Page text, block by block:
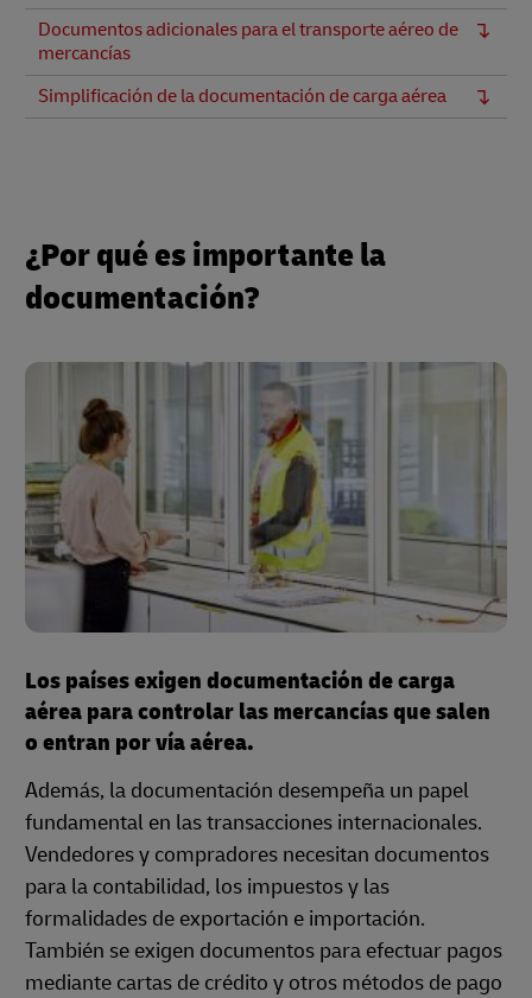
Documentos adicionales para el transporte aéreo de
mercancías
Simplificación de la documentación de carga aérea
¿Por qué es importante la
documentación?
Los países exigen documentación de carga
aérea para controlar las mercancías que salen
o entran por vía aérea.
Además, la documentación desempeña un papel
fundamental en las transacciones internacionales.
Vendedores y compradores necesitan documentos
para la contabilidad, los impuestos y las
formalidades de exportación e importación.
También se exigen documentos para efectuar pagos
mediante cartas de crédito y otros métodos de pago